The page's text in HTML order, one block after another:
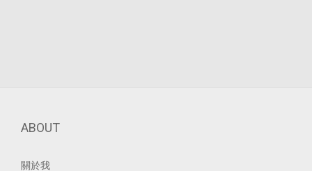
ABOUT
關於我